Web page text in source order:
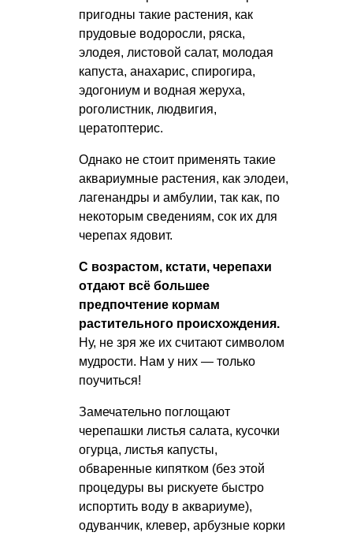
пригодны такие растения, как
прудовые водоросли, ряска,
элодея, листовой салат, молодая
капуста, анахарис, спирогира,
эдогониум и водная жеруха,
роголистник, людвигия,
цератоптерис.
Однако не стоит применять такие
аквариумные растения, как элодеи,
лагенандры и амбулии, так как, по
некоторым сведениям, сок их для
черепах ядовит.
С возрастом, кстати, черепахи
отдают всё большее
предпочтение кормам
растительного происхождения.
Ну, не зря же их считают символом
мудрости. Нам у них — только
поучиться!
Замечательно поглощают
черепашки листья салата, кусочки
огурца, листья капусты,
обваренные кипятком (без этой
процедуры вы рискуете быстро
испортить воду в аквариуме),
одуванчик, клевер, арбузные корки